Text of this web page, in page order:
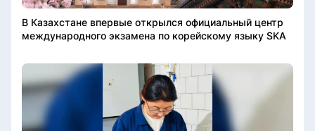
В Казахстане впервые открылся официальный центр
международного экзамена по корейскому языку SKA